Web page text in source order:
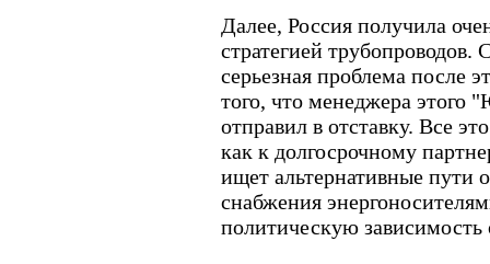
Далее, Россия получила
стратегией
серьезная проблема после
того, что менеджера этого
отправил в отставку. Все
как к долгосрочному
ищет альтернативные пути
снабжения
политическую